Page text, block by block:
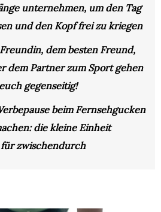
unternehmen, um den Tag
und den Kopf frei zu kriegen
dem besten Freund,
dem Partner zum Sport gehen
gegenseitig!
beim Fernsehgucken
die kleine Einheit
zwischendurch